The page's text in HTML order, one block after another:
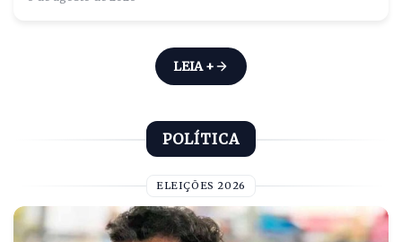
LEIA +
POLÍTICA
ELEIÇÕES 2026